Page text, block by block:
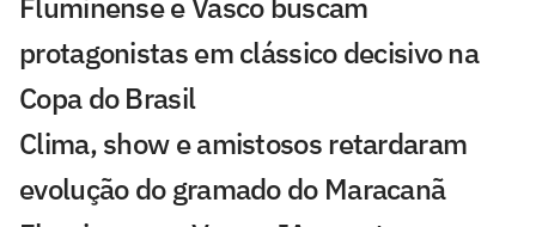
protagonistas em clássico decisivo na
Copa do Brasil
Clima, show e amistosos retardaram
evolução do gramado do Maracanã